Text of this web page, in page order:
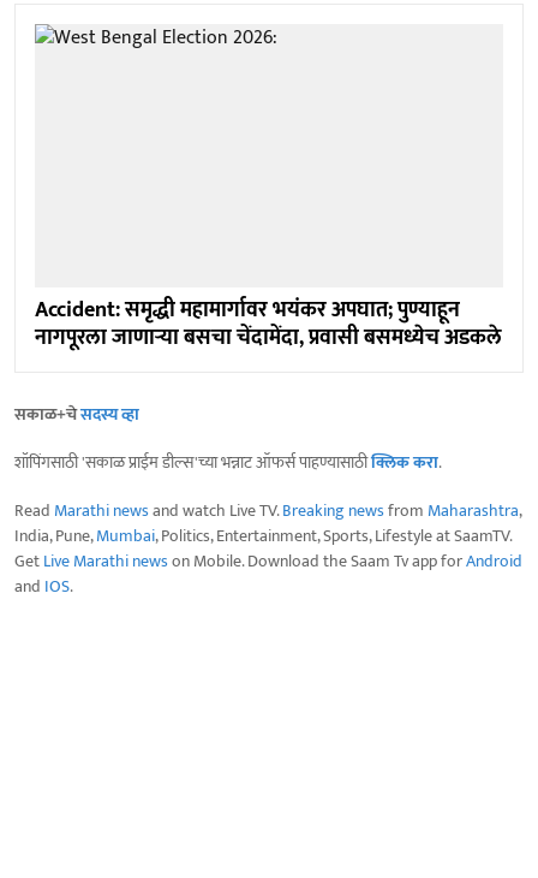
Accident: समृद्धी महामार्गावर भयंकर अपघात; पुण्याहून
नागपूरला जाणाऱ्या बसचा चेंदामेंदा, प्रवासी बसमध्येच अडकले
सकाळ+चेसदस्य व्हा
शॉपिंगसाठी 'सकाळ प्राईम डील्स'च्या भन्नाट ऑफर्स पाहण्यासाठीक्लिक करा.
Read Marathi newsand watch Live TV.Breaking newsfrom Maharashtra,
India, Pune,Mumbai, Politics, Entertainment, Sports, Lifestyle at SaamTV.
GetLive Marathi newson Mobile. Download the Saam Tv app forAndroid
and IOS.